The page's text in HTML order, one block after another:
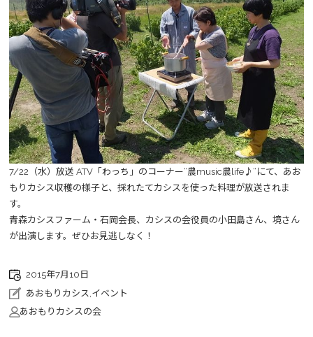
7/22（水）放送 ATV「わっち」のコーナー”農music農life♪”にて、あお
もりカシス収穫の様子と、採れたてカシスを使った料理が放送されま
す。
青森カシスファーム・石岡会長、カシスの会役員の小田島さん、境さん
が出演します。ぜひお見逃しなく！
2015年7月10日
あおもりカシス イベント
あおもりカシスの会